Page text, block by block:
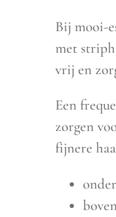
Bij mooi-
met
vrij en
Een
zorgen
fijnere